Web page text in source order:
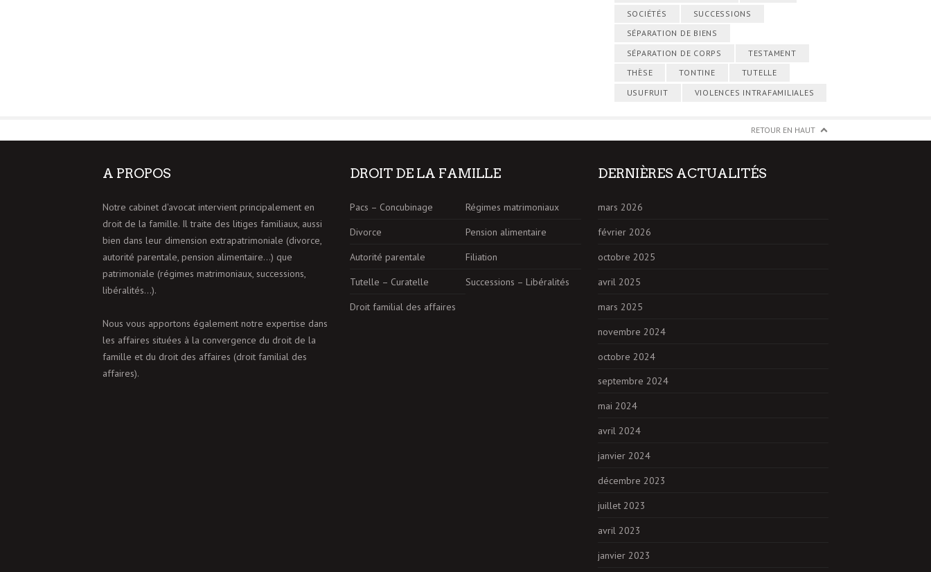
SOCIÉTÉS
SUCCESSIONS
SÉPARATION DE BIENS
SÉPARATION DE CORPS
TESTAMENT
THÈSE
TONTINE
TUTELLE
USUFRUIT
VIOLENCES INTRAFAMILIALES
RETOUR EN HAUT
A PROPOS
Notre cabinet d'avocat intervient principalement en
droit de la famille. Il traite des litiges familiaux, aussi
bien dans leur dimension extrapatrimoniale (divorce,
autorité parentale, pension alimentaire…) que
patrimoniale (régimes matrimoniaux, successions,
libéralités…).
Nous vous apportons également notre expertise dans
les affaires situées à la convergence du droit de la
famille et du droit des affaires (droit familial des
affaires).
DROIT DE LA FAMILLE
Pacs – Concubinage
Régimes matrimoniaux
Divorce
Pension alimentaire
Autorité parentale
Filiation
Tutelle – Curatelle
Successions – Libéralités
Droit familial des affaires
DERNIÈRES ACTUALITÉS
mars 2026
février 2026
octobre 2025
avril 2025
mars 2025
novembre 2024
octobre 2024
septembre 2024
mai 2024
avril 2024
janvier 2024
décembre 2023
juillet 2023
avril 2023
janvier 2023